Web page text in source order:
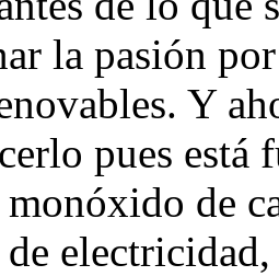
la pasión
Y
pues está
de